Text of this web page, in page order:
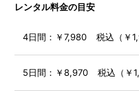
レンタル料金の目安
4日間： ￥7,980 税込（￥
5日間： ￥8,970 税込（￥